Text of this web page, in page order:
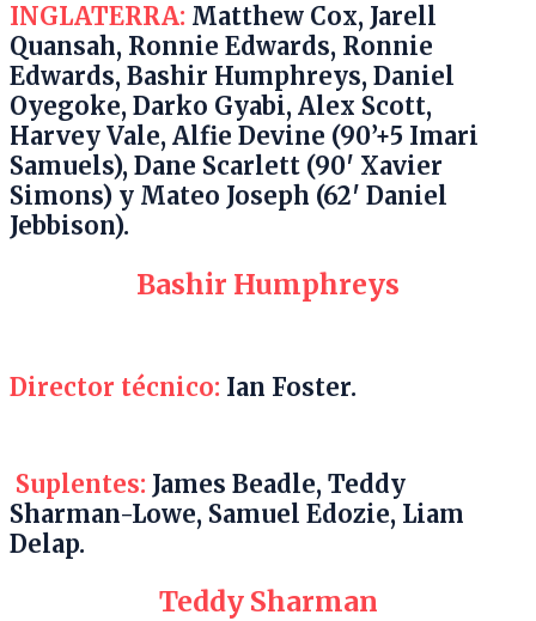
INGLATERRA: Matthew Cox, Jarell
Quansah, Ronnie Edwards, Ronnie
Edwards, Bashir Humphreys, Daniel
Oyegoke, Darko Gyabi, Alex Scott,
Harvey Vale, Alfie Devine (90’+5 Imari
Samuels), Dane Scarlett (90′ Xavier
Simons) y Mateo Joseph (62′ Daniel
Jebbison).
Bashir Humphreys
Director técnico: Ian Foster.
Suplentes: James Beadle, Teddy
Sharman-Lowe, Samuel Edozie, Liam
Delap.
Teddy Sharman